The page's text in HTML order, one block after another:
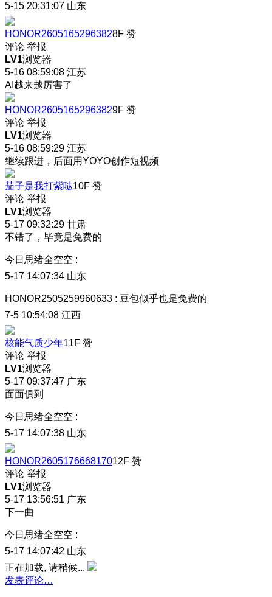
5-15 20:31:07 山东
HONOR26051652963828F 赞
评论 举报
LV1浏览器
5-16 08:59:08 江苏
AI越来越厉害了
HONOR26051652963829F 赞
评论 举报
LV1浏览器
5-16 08:59:29 江苏
继续跟进，后面用YOYO创作短视频
茄子是我打紫哒10F 赞
评论 举报
LV1浏览器
5-17 09:32:29 甘肃
不错了，毕竟是免费的
今日思绪全空空 :
5-17 14:07:34 山东
HONOR2505259960633 : 豆包似乎也是免费的
7-5 10:54:08 江西
核能气质少年11F 赞
评论 举报
LV1浏览器
5-17 09:37:47 广东
面面俱到
今日思绪全空空 :
5-17 14:07:38 山东
HONOR260517666817012F 赞
评论 举报
LV1浏览器
5-17 13:56:51 广东
下一曲
今日思绪全空空 :
5-17 14:07:42 山东
正在加载, 请稍候...
发表评论…